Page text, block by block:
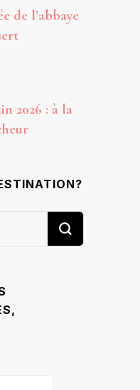
de l’abbaye
2026 : à la